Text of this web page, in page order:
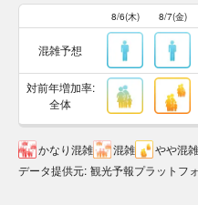
8/6(木) 8/7(金)
混雑予想
対前年増加率:
全体
かなり混雑 混雑 やや混雑
データ提供元: 観光予報プラットフ